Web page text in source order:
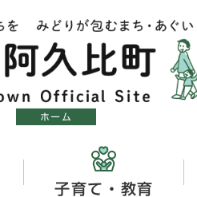
ホーム
子育て・教育